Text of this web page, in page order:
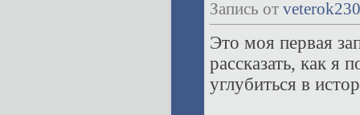
Запись от
Это моя первая
рассказать, как я
углубиться в